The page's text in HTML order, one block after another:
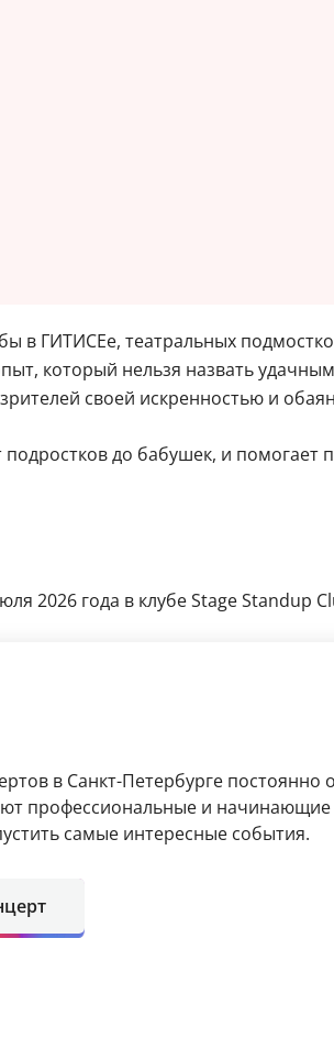
в ГИТИСЕе, театральных
который нельзя назвать
своей искренностью и
подростков до бабушек, и
2026 года в клубе Stage Standup
в Санкт-Петербурге
профессиональные и
самые интересные события.